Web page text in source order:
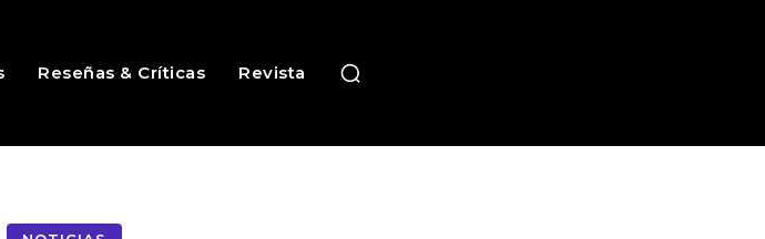
Reseñas & Críticas Revista